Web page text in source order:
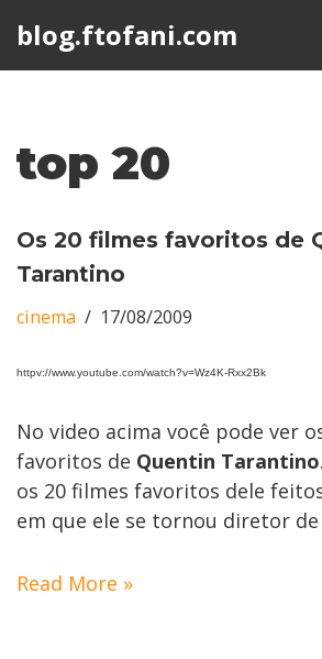
blog.ftofani.com
top 20
Os 20 filmes favoritos de
Tarantino
cinema 17/08/2009
httpv://www.youtube.com/watch?v=Wz4K-Rxx2Bk
No video acima você pode ver
favoritos de Quentin Tarantino
os 20 filmes favoritos dele
em que ele se tornou diretor de
Read More »